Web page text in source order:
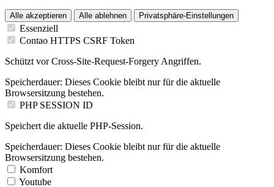
Alle akzeptieren Alle ablehnen Privatsphäre-Einstellungen
Essenziell
Contao HTTPS CSRF Token
Schützt vor Cross-Site-Request-Forgery Angriffen.
Speicherdauer: Dieses Cookie bleibt nur für die aktuelle
Browsersitzung bestehen.
PHP SESSION ID
Speichert die aktuelle PHP-Session.
Speicherdauer: Dieses Cookie bleibt nur für die aktuelle
Browsersitzung bestehen.
Komfort
Youtube